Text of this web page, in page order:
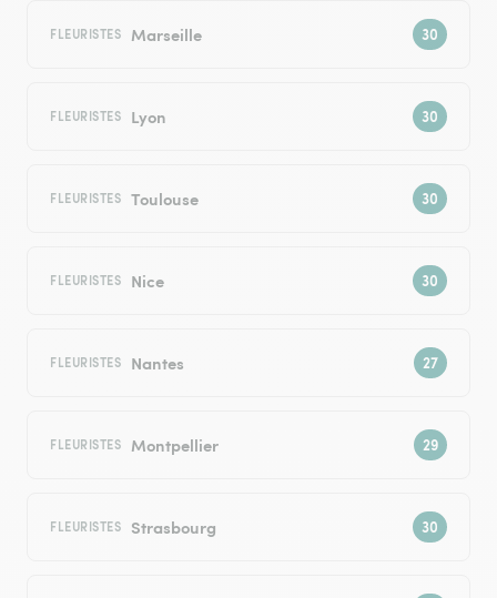
FLEURISTES Marseille
FLEURISTES Lyon
FLEURISTES Toulouse
FLEURISTES Nice
FLEURISTES Nantes
FLEURISTES Montpellier
FLEURISTES Strasbourg